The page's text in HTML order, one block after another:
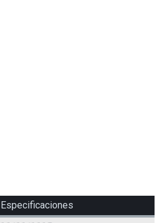
Especificaciones